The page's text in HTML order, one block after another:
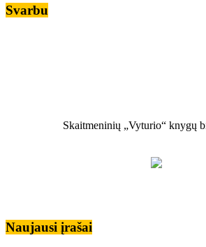
Svarbu
Skaitmeninių „Vyturio“ knygų
Naujausi įrašai